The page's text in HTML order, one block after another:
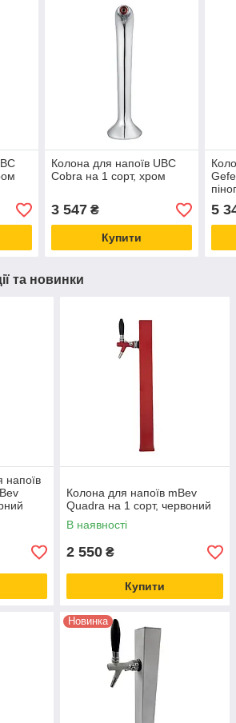
Колона для напоїв UBC
Cobra на 1 сорт, хром
3 547₴
Купити
5
та новинки
напоїв
Колона для напоїв mBev
Quadra на 1 сорт, червоний
В наявності
2 550 ₴
Купити
Новинка